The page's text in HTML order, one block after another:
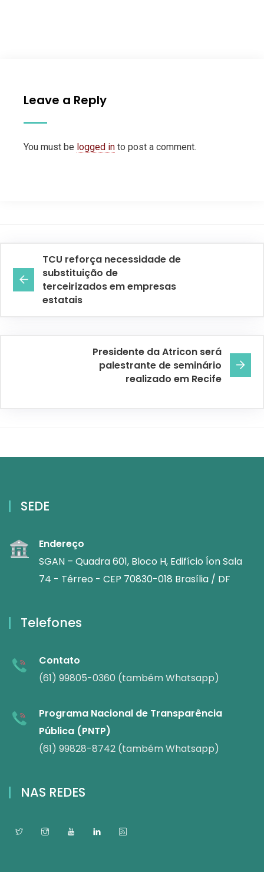
Leave a Reply
You must be logged in to post a comment.
TCU reforça necessidade de
substituição de
terceirizados em empresas
estatais
Presidente da Atricon será
palestrante de seminário
realizado em Recife
SEDE
Endereço
SGAN – Quadra 601, Bloco H, Edifício Íon Sala
74 - Térreo - CEP 70830-018 Brasília / DF
Telefones
Contato
(61) 99805-0360 (também Whatsapp)
Programa Nacional de Transparência
Pública (PNTP)
(61) 99828-8742 (também Whatsapp)
NAS REDES